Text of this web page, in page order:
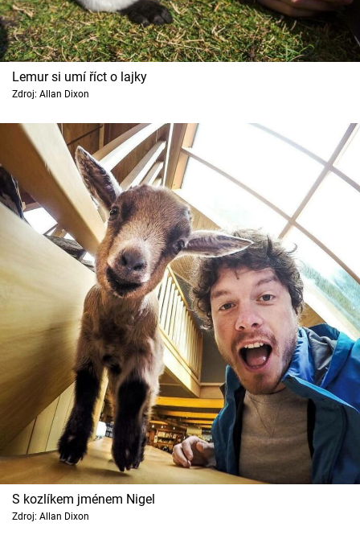
Lemur si umí říct o lajky
Zdroj: Allan Dixon
S kozlíkem jménem Nigel
Zdroj: Allan Dixon